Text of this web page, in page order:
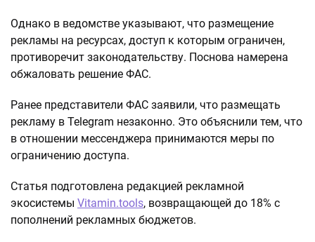
Однако в ведомстве указывают, что размещение
рекламы на ресурсах, доступ к которым ограничен,
противоречит законодательству. Поснова намерена
обжаловать решение ФАС.
Ранее представители ФАС заявили, что размещать
рекламу в Telegram незаконно. Это объяснили тем, что
в отношении мессенджера принимаются меры по
ограничению доступа.
Статья подготовлена редакцией рекламной
экосистемы Vitamin.tools, возвращающей до 18% с
пополнений рекламных бюджетов.